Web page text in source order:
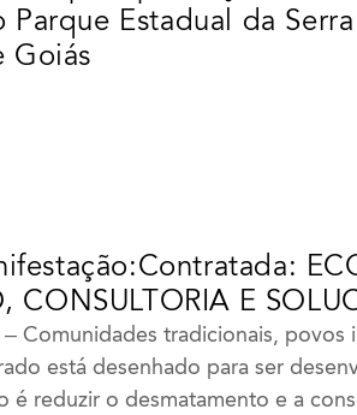
Estadual da
Goiás
CONSULTORIA E
Comunidades tradicionais, povos
está desenhado para ser
reduzir o desmatamento e a